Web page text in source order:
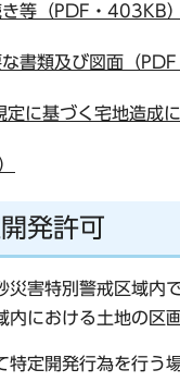
等（PDF・403KB）
書類及び図面（PDF
定に基づく宅地造
発許可
災害特別警戒区域
における土地の区
定開発行為を行う